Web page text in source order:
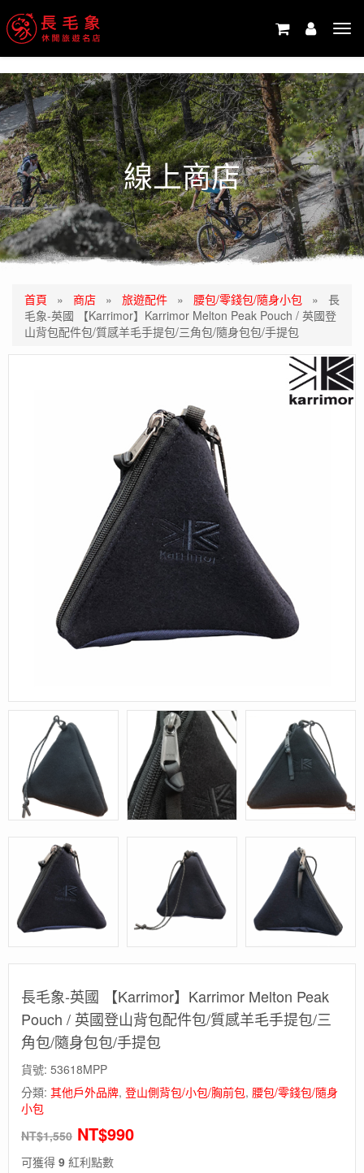
線上商店
首頁 » 商店 » 旅遊配件 » 腰包/零錢包/隨身小包 » 長
毛象-英國 【Karrimor】Karrimor Melton Peak Pouch / 英國登
山背包配件包/質感羊毛手提包/三角包/隨身包包/手提包
長毛象-英國 【Karrimor】Karrimor Melton Peak
Pouch / 英國登山背包配件包/質感羊毛手提包/三
角包/隨身包包/手提包
貨號: 53618MPP
分類: 其他戶外品牌, 登山側背包/小包/胸前包, 腰包/零錢包/隨身
小包
NT$1,550 NT$990
可獲得 9 紅利點數